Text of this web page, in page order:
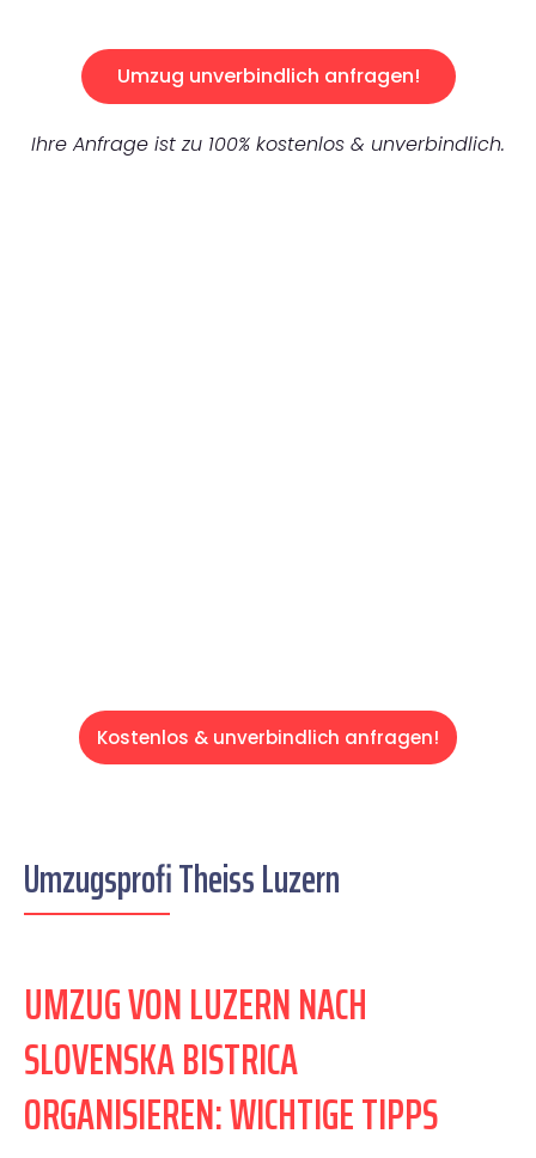
Umzug unverbindlich anfragen!
Ihre Anfrage ist zu 100% kostenlos & unverbindlich.
Kostenlos & unverbindlich anfragen!
Umzugsprofi Theiss Luzern
UMZUG VON LUZERN NACH
SLOVENSKA BISTRICA
ORGANISIEREN: WICHTIGE TIPPS